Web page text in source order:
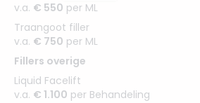
v.a. € 550 per ML
Traangoot filler
v.a. € 750 per ML
Fillers overige
Liquid Facelift
v.a. € 1.100 per Behandeling